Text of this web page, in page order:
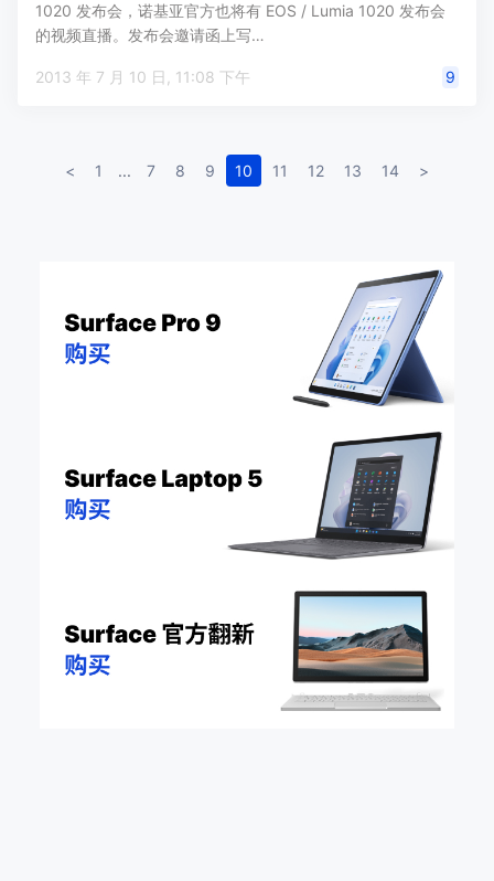
1020 发布会，诺基亚官方也将有 EOS / Lumia 1020 发布会
的视频直播。发布会邀请函上写…
2013 年 7 月 10 日, 11:08 下午 9
< 1 ... 7 8 9 10 11 12 13 14 >